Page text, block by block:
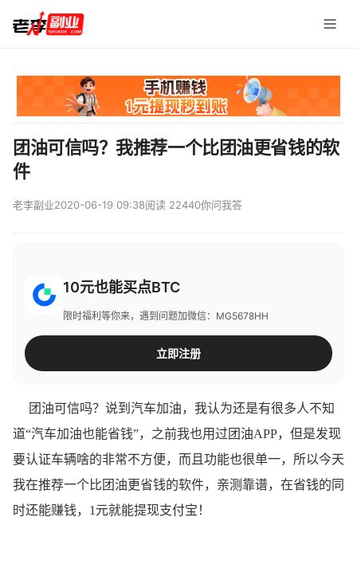
团油可信吗？我推荐一个比团油更省钱的软
件
老李副业2020-06-19 09:38阅读 22440你问我答
10元也能买点BTC
限时福利等你来，遇到问题加微信：MG5678HH
立即注册
团油可信吗？说到汽车加油，我认为还是有很多人不知
道“汽车加油也能省钱”，之前我也用过团油APP，但是发现
要认证车辆啥的非常不方便，而且功能也很单一，所以今天
我在推荐一个比团油更省钱的软件，亲测靠谱，在省钱的同
时还能赚钱，1元就能提现支付宝！